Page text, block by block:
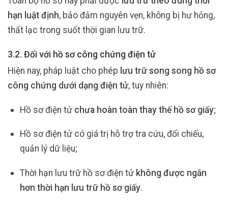
hạn luật định, bảo đảm nguyên vẹn, không bị hư hỏng,
thất lạc trong suốt thời gian lưu trữ.
3.2. Đối với hồ sơ công chứng điện tử
Hiện nay, pháp luật cho phép lưu trữ song song hồ sơ
công chứng dưới dạng điện tử, tuy nhiên:
Hồ sơ điện tử chưa hoàn toàn thay thế hồ sơ giấy;
Hồ sơ điện tử có giá trị hỗ trợ tra cứu, đối chiếu,
quản lý dữ liệu;
Thời hạn lưu trữ hồ sơ điện tử không được ngắn
hơn thời hạn lưu trữ hồ sơ giấy.